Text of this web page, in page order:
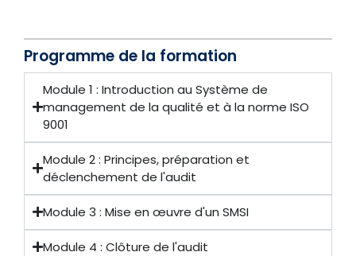
Programme de la formation
Module 1 : Introduction au Système de
management de la qualité et à la norme ISO
9001
Module 2 : Principes, préparation et
déclenchement de l'audit
Module 3 : Mise en œuvre d'un SMSI
Module 4 : Clôture de l'audit